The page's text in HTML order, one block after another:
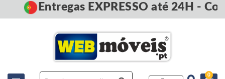
Entregas EXPRESSO até 24H -
0